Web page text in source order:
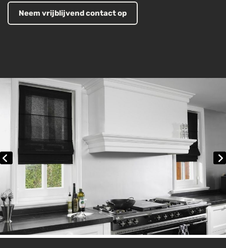
Neem vrijblijvend contact op